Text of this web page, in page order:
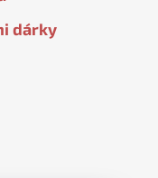
dárky